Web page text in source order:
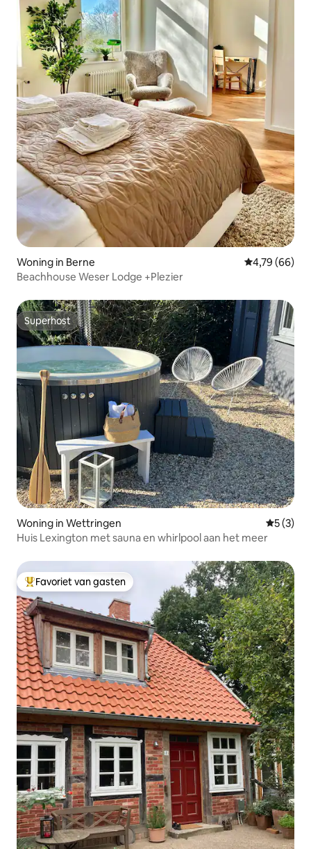
Woning in Berne Gemiddelde
4,79 (66)
Beachhouse Weser Lodge +Plezier
Superhost
Superhost
Woning in Wettringen
5 (3)
Huis Lexington met sauna en whirlpool aan het meer
Topfavoriet van gasten
Favoriet van gasten